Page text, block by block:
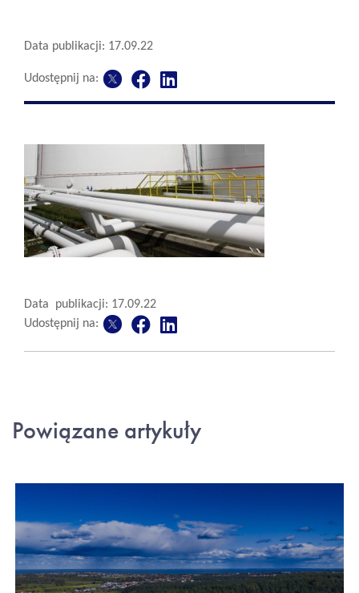
Data publikacji: 17.09.22
Udostępnij na:
Data publikacji: 17.09.22
Udostępnij na:
Powiązane artykuły